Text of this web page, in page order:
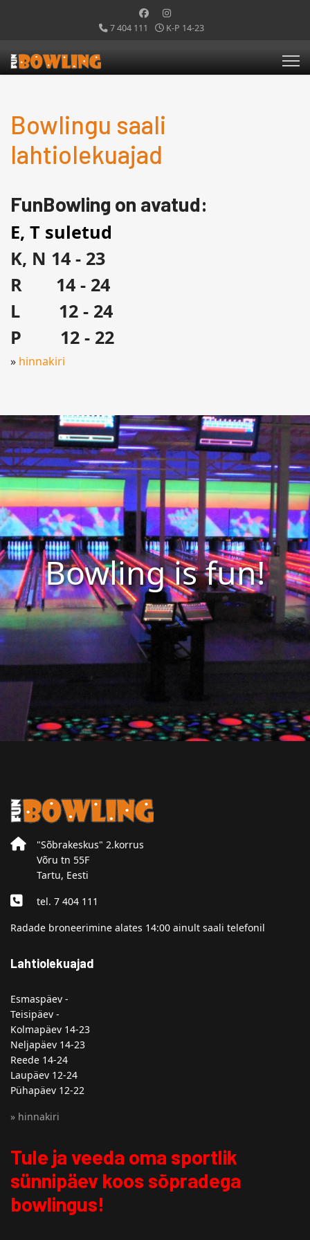
7 404 111 K-P 14-23
Bowlingu saali
lahtiolekuajad
FunBowling on avatud:
E, T suletud
K, N 14 - 23
R 14 - 24
L 12 - 24
P 12 - 22
» hinnakiri
Bowling is fun!
"Sõbrakeskus" 2.korrus
Võru tn 55F
Tartu, Eesti
tel. 7 404 111
Radade broneerimine alates 14:00 ainult saali telefonil
Lahtiolekuajad
Esmaspäev -
Teisipäev -
Kolmapäev 14-23
Neljapäev 14-23
Reede 14-24
Laupäev 12-24
Pühapäev 12-22
» hinnakiri
Tule ja veeda oma sportlik
sünnipäev koos sõpradega
bowlingus!